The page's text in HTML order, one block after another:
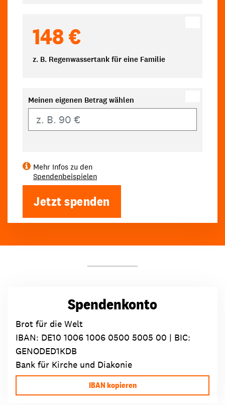
148 €
z. B. Regenwassertank für eine Familie
Meinen eigenen Betrag wählen
Mehr Infos zu den
Spendenbeispielen
Jetzt spenden
Spendenkonto
Brot für die Welt
IBAN: DE10 1006 1006 0500 5005 00 | BIC:
GENODED1KDB
Bank für Kirche und Diakonie
IBAN kopieren